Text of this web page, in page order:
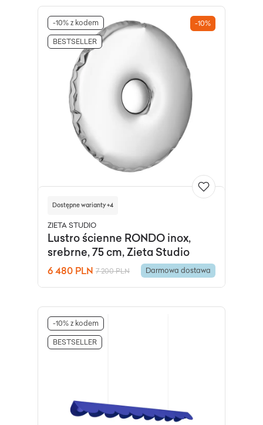
-10% z kodem
BESTSELLER
-10%
Dostępne warianty +4
ZIETA STUDIO
Lustro ścienne RONDO inox,
srebrne, 75 cm, Zieta Studio
6 480 PLN 7 200 PLN Darmowa dostawa
-10% z kodem
BESTSELLER